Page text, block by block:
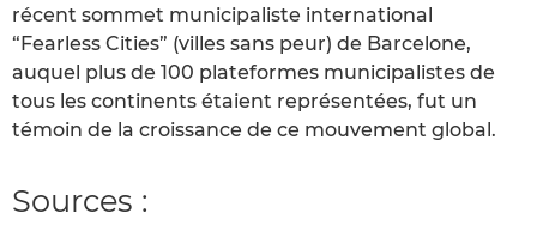
récent sommet municipaliste international
“Fearless Cities” (villes sans peur) de Barcelone,
auquel plus de 100 plateformes municipalistes de
tous les continents étaient représentées, fut un
témoin de la croissance de ce mouvement global.
Sources :